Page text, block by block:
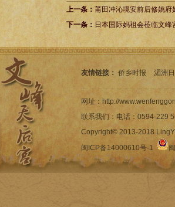
上一条： 莆田冲沁境安前后修姚府
下一条： 日本国际妈祖会莅临文峰
友情链接： 侨乡时报 湄洲
网址：http://
联系我们：电话：0594-
Copyright© 2013-2018
闽ICP备14000610号-1